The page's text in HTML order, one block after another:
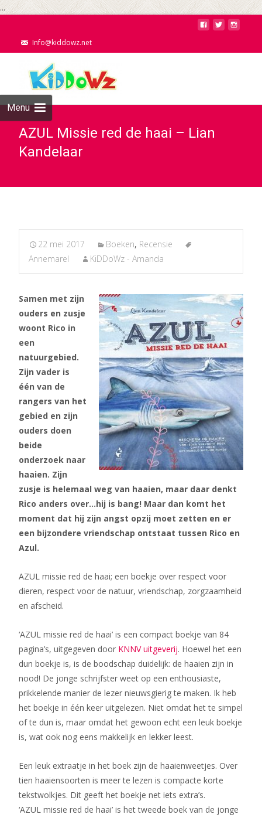
...
Info@kiddowz.net
Menu
AZUL Missie red de haai – Lian
Kandelaar
22 mei 2017 Boeken, Recensie
Annemarel
KiDDoWz - Amanda
Samen met zijn
ouders en zusje
woont Rico in
een
natuurgebied.
Zijn vader is
één van de
rangers van het
gebied en zijn
ouders doen
beide
onderzoek naar
haaien. Zijn
zusje is helemaal weg van haaien, maar daar denkt
Rico anders over…hij is bang! Maar dan komt het
moment dat hij zijn angst opzij moet zetten en er
een bijzondere vriendschap ontstaat tussen Rico en
Azul.
AZUL missie red de haai; een boekje over respect voor
dieren, respect voor de natuur, vriendschap, zorgzaamheid
en afscheid.
‘AZUL missie red de haai’ is een compact boekje van 84
pagina’s, uitgegeven door KNNV uitgeverij. Hoewel het een
dun boekje is, is de boodschap duidelijk: de haaien zijn in
nood! De jonge schrijfster weet op een enthousiaste,
prikkelende manier de lezer nieuwsgierig te maken. Ik heb
het boekje in één keer uitgelezen. Niet omdat het te simpel
of te dun is, maar omdat het gewoon echt een leuk boekje
is, wat ook nog eens makkelijk en lekker leest.
Een leuk extraatje in het boek zijn de haaienweetjes. Over
tien haaiensoorten is meer te lezen is compacte korte
tekstwolkjes. Dit geeft het boekje net iets extra’s.
‘AZUL missie red de haai’ is het tweede boek van de jonge